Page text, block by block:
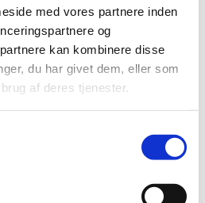
med vores partnere inden
og
kan kombinere disse
du har givet dem, eller som
af deres tjenester.